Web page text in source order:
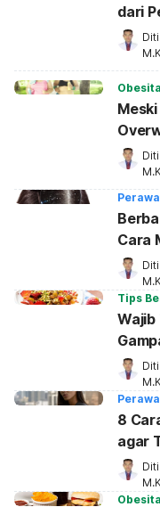
dari
Cara
Tips
Wajib
8
agar